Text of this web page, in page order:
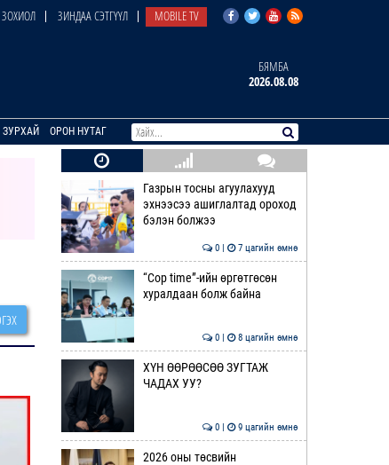
ЗИНДАА СЭТГҮҮЛ MOBILE TV
БЯМБА
2026.08.08
ЗУРХАЙ ОРОН НУТАГ
Газрын тосны агуулахууд
эхнээсээ ашиглалтад ороход
бэлэн болжээ
0 | 7 цагийн өмнө
“Cop time”-ийн өргөтгөсөн
хуралдаан болж байна
0 | 8 цагийн өмнө
ХҮН ӨӨРӨӨСӨӨ ЗУГТАЖ
ЧАДАХ УУ?
0 | 9 цагийн өмнө
2026 оны төсвийн